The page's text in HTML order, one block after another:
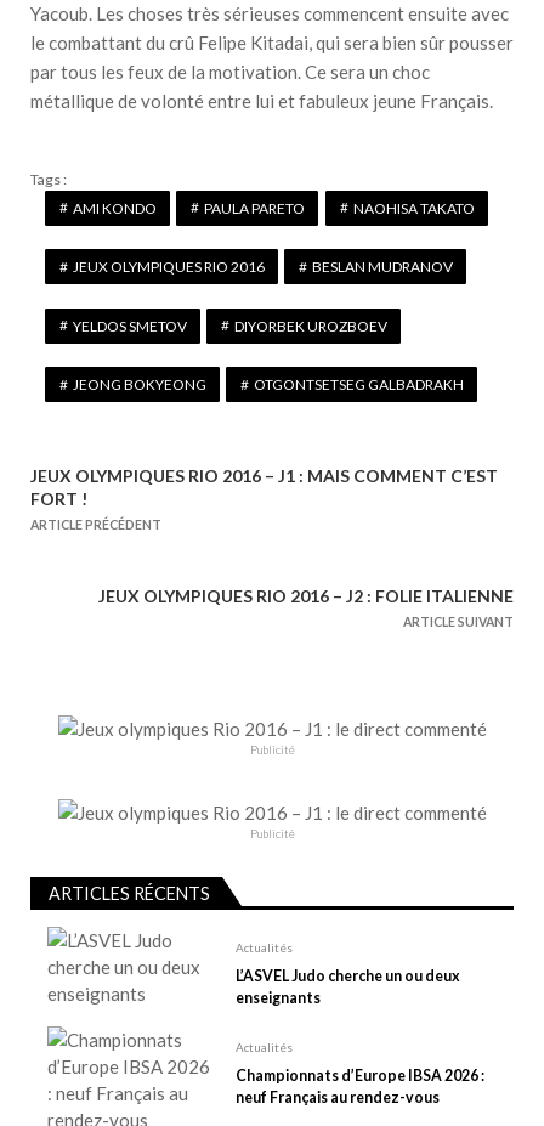
Yacoub. Les choses très sérieuses commencent ensuite avec
le combattant du crû Felipe Kitadai, qui sera bien sûr pousser
par tous les feux de la motivation. Ce sera un choc
métallique de volonté entre lui et fabuleux jeune Français.
Tags :
AMI KONDO
PAULA PARETO NAOHISA TAKATO
JEUX OLYMPIQUES RIO 2016 BESLAN MUDRANOV
YELDOS SMETOV DIYORBEK UROZBOEV
JEONG BOKYEONG OTGONTSETSEG GALBADRAKH
N
a
l
’
JEUX OLYMPIQUES RIO 2016 – J1 : MAIS COMMENT C’EST
FORT !
ARTICLE PRÉCÉDENT
JEUX OLYMPIQUES RIO 2016 – J2 : FOLIE ITALIENNE
ARTICLE SUIVANT
Publicité
Publicité
ARTICLES RÉCENTS
Actualités
L’ASVEL Judo cherche un ou deux
enseignants
Actualités
Championnats d’Europe IBSA 2026 :
neuf Français au rendez-vous